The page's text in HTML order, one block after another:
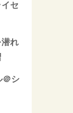
セ
潜れ
＠シ